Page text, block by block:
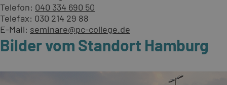
Telefon: 040 334 690 50
Telefax: 030 214 29 88
E-Mail: seminare@pc-college.de
Bilder vom Standort Hamburg